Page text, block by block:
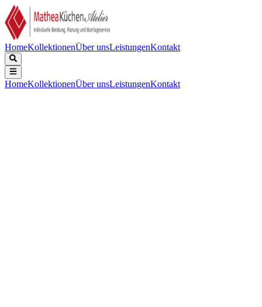
HomeKollektionenÜber unsLeistungenKontakt
HomeKollektionenÜber unsLeistungenKontakt